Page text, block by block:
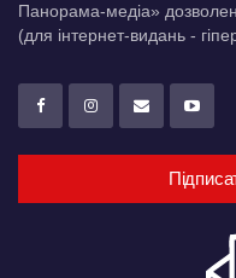
Панорама-медіа»
(для інтернет-видань -